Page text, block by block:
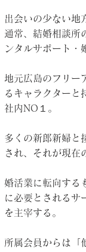
出会いの少ない地
通常、結婚相談所
ンタルサポート・
地元広島のフリー
るキャラクターと
社内NO１。
多くの新郎新婦と
され、それが現在
婚活業に転向する
に必要とされるサ
を主宰する。
所属会員からは「